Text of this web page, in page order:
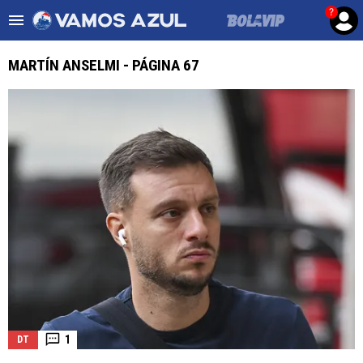
?
Es tendencia Noticias Cruz Azul HOY
ULTIMAS NOTICIAS
LIGA MX
MERCADO DE FICHAJES
OPINIÓN
MARTÍN ANSELMI - PÁGINA 67
DT 1